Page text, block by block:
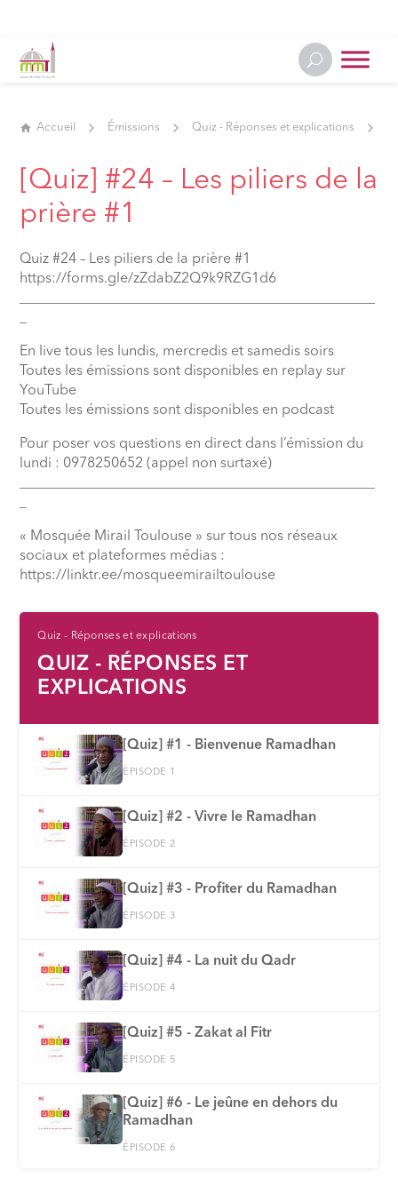
Accueil Émissions Quiz - Réponses et explications
[Quiz] #24 – Les piliers de la
prière #1
Quiz #24 – Les piliers de la prière #1
https://forms.gle/zZdabZ2Q9k9RZG1d6
En live tous les lundis, mercredis et samedis soirs
Toutes les émissions sont disponibles en replay sur
YouTube
Toutes les émissions sont disponibles en podcast
Pour poser vos questions en direct dans l’émission du
lundi : 0978250652 (appel non surtaxé)
« Mosquée Mirail Toulouse » sur tous nos réseaux
sociaux et plateformes médias :
⁠https://linktr.ee/mosqueemirailtoulouse
Quiz - Réponses et explications
QUIZ - RÉPONSES ET
EXPLICATIONS
[Quiz] #1 - Bienvenue Ramadhan
ÉPISODE 1
[Quiz] #2 - Vivre le Ramadhan
ÉPISODE 2
[Quiz] #3 - Profiter du Ramadhan
ÉPISODE 3
[Quiz] #4 - La nuit du Qadr
ÉPISODE 4
[Quiz] #5 - Zakat al Fitr
ÉPISODE 5
[Quiz] #6 - Le jeûne en dehors du
Ramadhan
ÉPISODE 6